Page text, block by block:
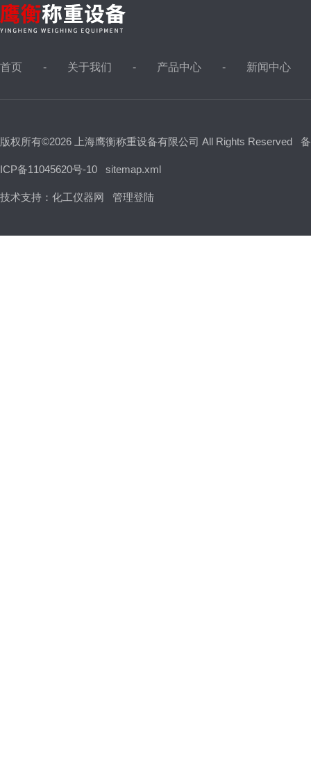
首页 关于我们 产品中心 新闻中心
版权所有©2026 上海鹰衡称重设备有限公司 All Rights Reserved
ICP备11045620号-10 sitemap.xml
技术支持： 化工仪器网 管理登陆